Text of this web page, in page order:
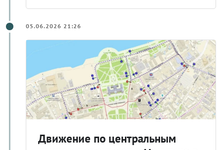
05.06.2026 21:26
Движение по центральным